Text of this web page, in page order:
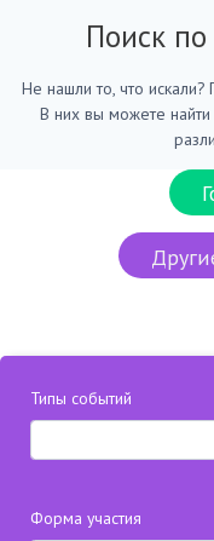
Поиск
Не нашли то, что
В них вы можете найти
Типы событий
Форма участия